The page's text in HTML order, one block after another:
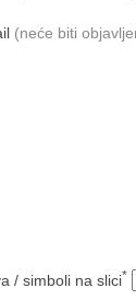
(neće biti
/ simboli na slici*